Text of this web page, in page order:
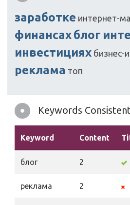
заработке интернет-
финансахблог
инвестициях бизнес-
реклама топ
Keywords
Keyword Content
блог 2
реклама 2